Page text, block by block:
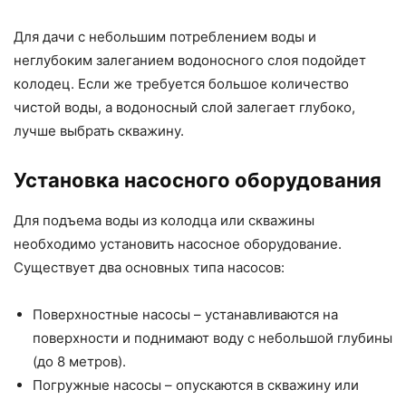
Для дачи с небольшим потреблением воды и
неглубоким залеганием водоносного слоя подойдет
колодец. Если же требуется большое количество
чистой воды, а водоносный слой залегает глубоко,
лучше выбрать скважину.
Установка насосного оборудования
Для подъема воды из колодца или скважины
необходимо установить насосное оборудование.
Существует два основных типа насосов:
Поверхностные насосы – устанавливаются на
поверхности и поднимают воду с небольшой глубины
(до 8 метров).
Погружные насосы – опускаются в скважину или